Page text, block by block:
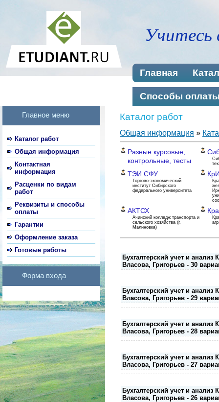
Учитесь
Главная
Способы
Главное меню
Каталог работ
Общая информация
Контактная
информация
Расценки по видам
работ
Реквизиты и способы
оплаты
Гарантии
Оформление заказа
Готовые работы
Форма входа
Каталог работ
Общая информация »
Разные курсовые,
контрольные, тесты
ТЭИ СФУ
Торгово-экономический
институт Сибирского
федерального университета
АКТСХ
Ачинский колледж транспорта и
сельского хозяйства (г.
Малиновка)
Бухгалтерский учет и
Власова, Григорьев - 30
Бухгалтерский учет и
Власова, Григорьев - 29
Бухгалтерский учет и
Власова, Григорьев - 28
Бухгалтерский учет и
Власова, Григорьев - 27
Бухгалтерский учет и
Власова, Григорьев - 26